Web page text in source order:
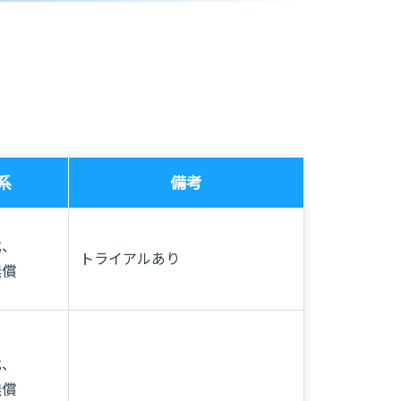
備考
トライアルあり